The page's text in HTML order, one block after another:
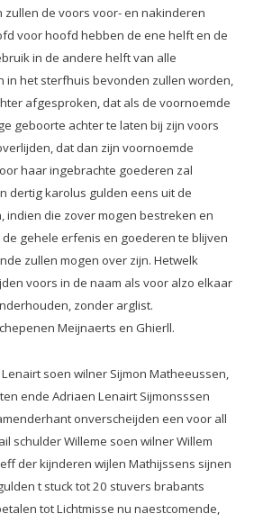
de voors voor- en nakinderen
voor hoofd hebben de ene helft en de
in de andere helft van alle
in het sterfhuis bevonden zullen worden,
afgesproken, dat als de voornoemde
geboorte achter te laten bij zijn voors
dat dan zijn voornoemde
haar ingebrachte goederen zal
dertig karolus gulden eens uit de
indien die zover mogen bestreken en
gehele erfenis en goederen te blijven
zullen mogen over zijn. Hetwelk
voors in de naam als voor alzo elkaar
zonder arglist.
Meijnaerts en Ghierll.
Lenairt soen wilner Sijmon Matheeussen,
ende Adriaen Lenairt Sijmonsssen
onverscheijden een voor all
schulder Willeme soen wilner Willem
der kijnderen wijlen Mathijssens sijnen
t stuck tot 20 stuvers brabants
tot Lichtmisse nu naestcomende,